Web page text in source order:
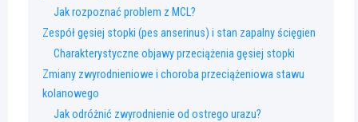
Jak rozpoznać problem z MCL?
Zespół gęsiej stopki (pes anserinus) i stan zapalny ścięgien
Charakterystyczne objawy przeciążenia gęsiej stopki
Zmiany zwyrodnieniowe i choroba przeciążeniowa stawu
kolanowego
Jak odróżnić zwyrodnienie od ostrego urazu?